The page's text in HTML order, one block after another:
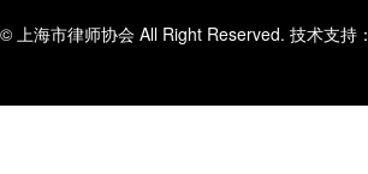
© 上海市律师协会 All Right Reserved. 技术支持：